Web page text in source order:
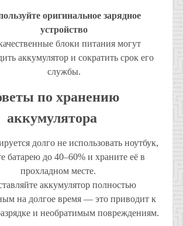
оригинальное зарядное
устройство
блоки питания могут
аккумулятор и сократить срок его
службы.
по хранению
аккумулятора
долго не использовать ноутбук,
батарею до 40–60% и храните её в
прохладном месте.
аккумулятор полностью
на долгое время — это приводит к
и необратимым повреждениям.